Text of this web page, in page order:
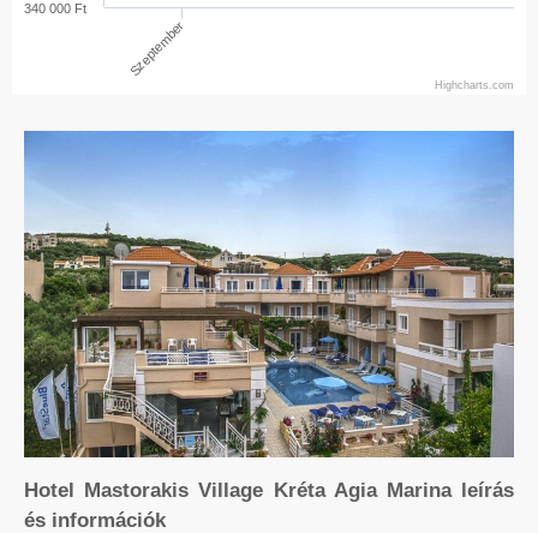
Szeptember
340 000 Ft
Highcharts.com
Hotel Mastorakis Village Kréta Agia Marina leírás
és információk